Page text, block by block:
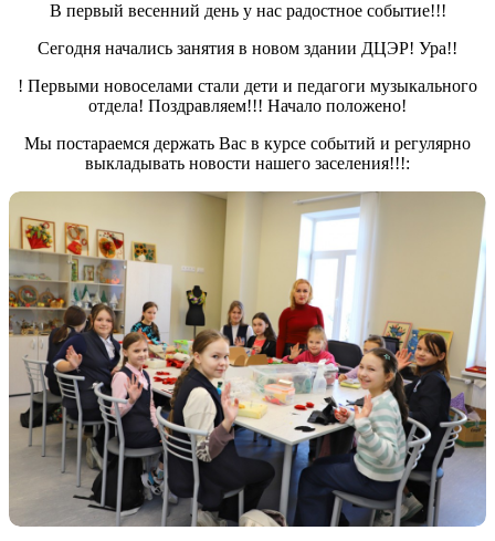
В первый весенний день у нас радостное событие!!!
Сегодня начались занятия в новом здании ДЦЭР! Ура!!
! Первыми новоселами стали дети и педагоги музыкального
отдела! Поздравляем!!! Начало положено!
Мы постараемся держать Вас в курсе событий и регулярно
выкладывать новости нашего заселения!!!: